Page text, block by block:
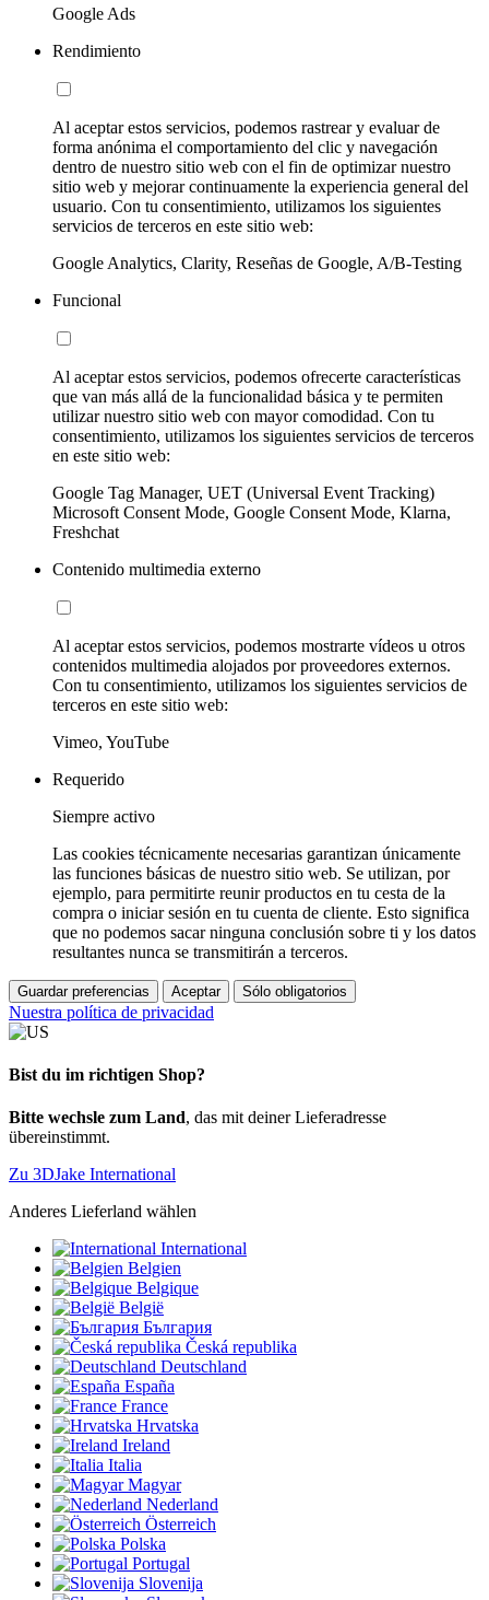
Google Ads
Rendimiento
Al aceptar estos servicios, podemos rastrear y evaluar de
forma anónima el comportamiento del clic y navegación
dentro de nuestro sitio web con el fin de optimizar nuestro
sitio web y mejorar continuamente la experiencia general del
usuario. Con tu consentimiento, utilizamos los siguientes
servicios de terceros en este sitio web:
Google Analytics, Clarity, Reseñas de Google, A/B-Testing
Funcional
Al aceptar estos servicios, podemos ofrecerte características
que van más allá de la funcionalidad básica y te permiten
utilizar nuestro sitio web con mayor comodidad. Con tu
consentimiento, utilizamos los siguientes servicios de terceros
en este sitio web:
Google Tag Manager, UET (Universal Event Tracking)
Microsoft Consent Mode, Google Consent Mode, Klarna,
Freshchat
Contenido multimedia externo
Al aceptar estos servicios, podemos mostrarte vídeos u otros
contenidos multimedia alojados por proveedores externos.
Con tu consentimiento, utilizamos los siguientes servicios de
terceros en este sitio web:
Vimeo, YouTube
Requerido
Siempre activo
Las cookies técnicamente necesarias garantizan únicamente
las funciones básicas de nuestro sitio web. Se utilizan, por
ejemplo, para permitirte reunir productos en tu cesta de la
compra o iniciar sesión en tu cuenta de cliente. Esto significa
que no podemos sacar ninguna conclusión sobre ti y los datos
resultantes nunca se transmitirán a terceros.
Guardar preferencias Aceptar Sólo obligatorios
Nuestra política de privacidad
Bist du im richtigen Shop?
Bitte wechsle zum Land, das mit deiner Lieferadresse
übereinstimmt.
Zu 3DJake International
Anderes Lieferland wählen
International
Belgien
Belgique
België
България
Česká republika
Deutschland
España
France
Hrvatska
Ireland
Italia
Magyar
Nederland
Österreich
Polska
Portugal
Slovenija